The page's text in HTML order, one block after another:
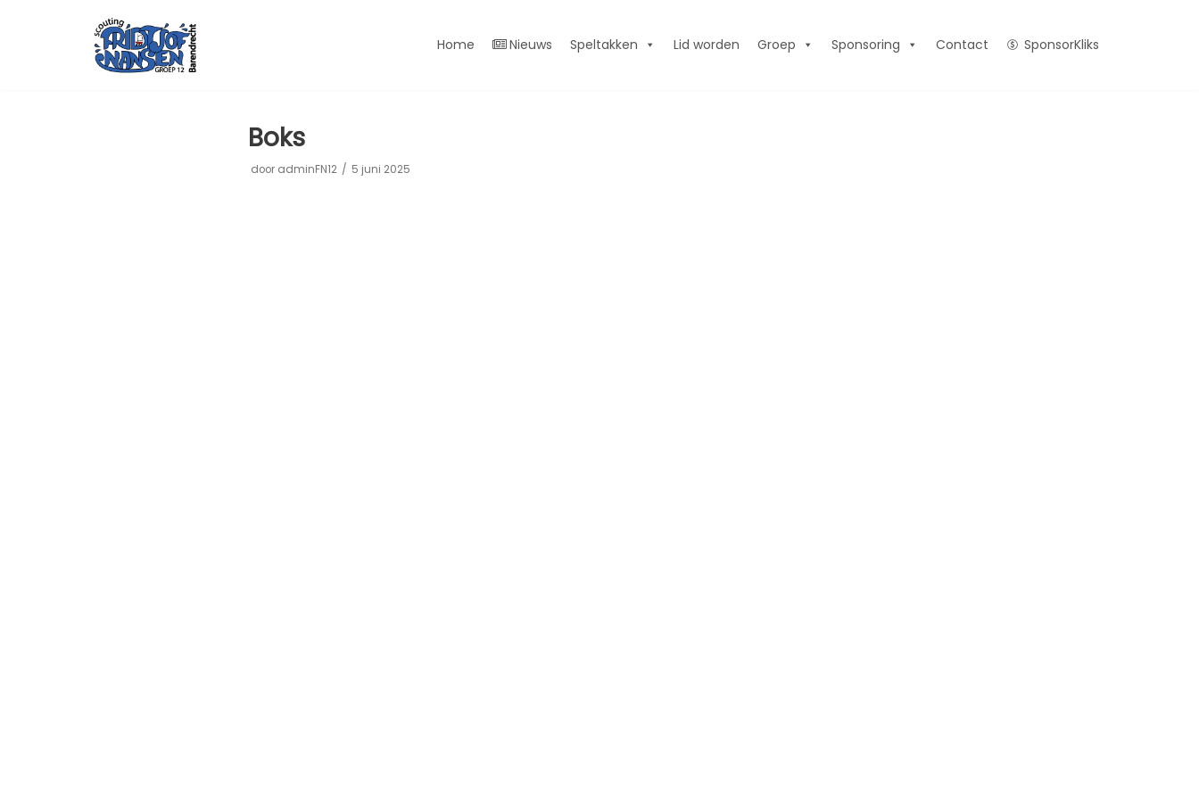
Home Nieuws Speltakken Lid worden Groep Sponsoring Contact SponsorKliks
Boks
door adminFN12 5 juni 2025